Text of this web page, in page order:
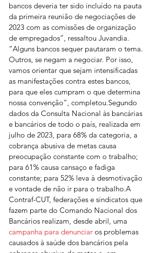
bancos deveria ter sido incluído na pauta
da primeira reunião de negociações de
2023 com as comissões de organização
de empregados”, ressaltou Juvandia.
“Alguns bancos sequer pautaram o tema.
Outros, se negam a negociar. Por isso,
vamos orientar que sejam intensificadas
as manifestações contra estes bancos,
para que eles cumpram o que determina
nossa convenção”, completou.Segundo
dados da Consulta Nacional às bancárias
e bancários de todo o país, realizada em
julho de 2023, para 68% da categoria, a
cobrança abusiva de metas causa
preocupação constante com o trabalho;
para 61% causa cansaço e fadiga
constante; para 52% leva à desmotivação
e vontade de não ir para o trabalho.A
Contraf-CUT, federações e sindicatos que
fazem parte do Comando Nacional dos
Bancários realizam, desde abril, uma
campanha para denunciar os problemas
causados à saúde dos bancários pela